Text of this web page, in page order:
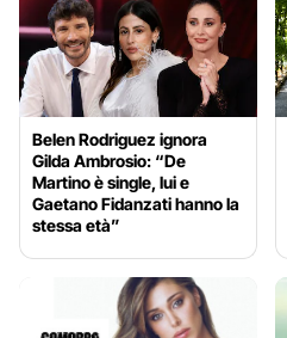
Belen Rodriguez ignora
Gilda Ambrosio: “De
Martino è single, lui e
Gaetano Fidanzati hanno la
stessa età”